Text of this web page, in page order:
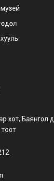
хот, Баянгол